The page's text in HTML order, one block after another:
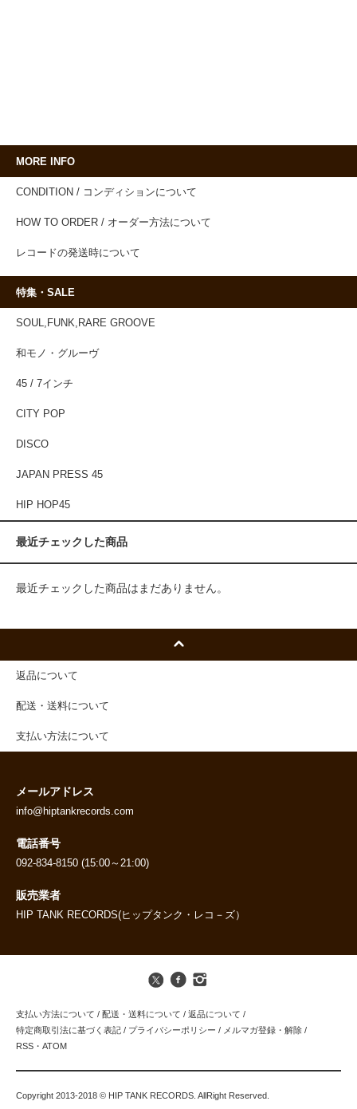
MORE INFO
CONDITION / コンディションについて
HOW TO ORDER / オーダー方法について
レコードの発送時について
特集・SALE
SOUL,FUNK,RARE GROOVE
和モノ・グルーヴ
45 / 7インチ
CITY POP
DISCO
JAPAN PRESS 45
HIP HOP45
最近チェックした商品
最近チェックした商品はまだありません。
返品について
配送・送料について
支払い方法について
メールアドレス
info@hiptankrecords.com
電話番号
092-834-8150 (15:00～21:00)
販売業者
HIP TANK RECORDS(ヒップタンク・レコ－ズ）
支払い方法について / 配送・送料について / 返品について /
特定商取引法に基づく表記 / プライバシーポリシー / メルマガ登録・解除 /
RSS ・ ATOM
Copyright 2013-2018 © HIP TANK RECORDS. AllRight Reserved.